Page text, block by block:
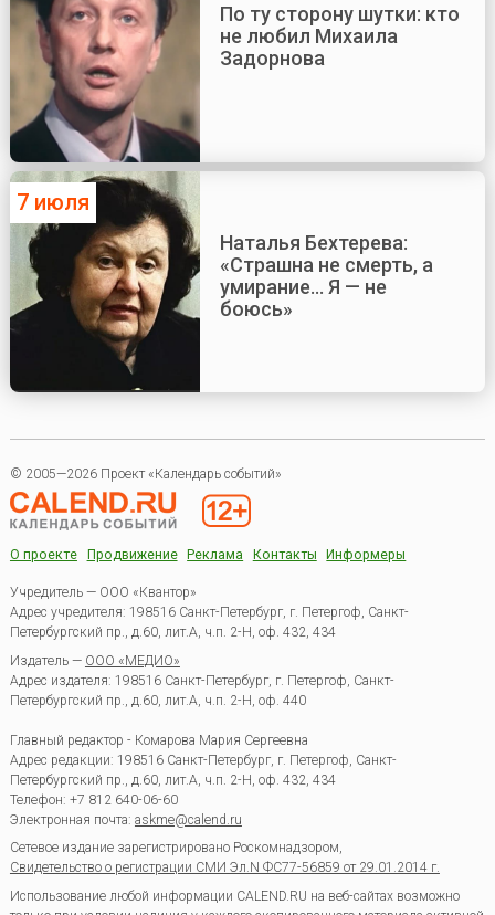
По ту сторону шутки: кто
не любил Михаила
Задорнова
7 июля
Наталья Бехтерева:
«Страшна не смерть, а
умирание... Я — не
боюсь»
© 2005—2026 Проект «Календарь событий»
О проекте Продвижение Реклама Контакты Информеры
Учредитель — ООО «Квантор»
Адрес учредителя: 198516 Санкт-Петербург, г. Петергоф, Санкт-
Петербургский пр., д.60, лит.А, ч.п. 2-Н, оф. 432, 434
Издатель — ООО «МЕДИО»
Адрес издателя: 198516 Санкт-Петербург, г. Петергоф, Санкт-
Петербургский пр., д.60, лит.А, ч.п. 2-Н, оф. 440
Главный редактор - Комарова Мария Сергеевна
Адрес редакции: 198516 Санкт-Петербург, г. Петергоф Санкт-
Петербургский пр., д.60, лит.А, ч.п. 2-Н, оф. 432, 434
Телефон: +7 812 640-06-60
Электронная почта: askme@calend.ru
Сетевое издание зарегистрировано Роскомнадзором,
Свидетельство о регистрации СМИ Эл.N ФС77-56859 от 29.01.2014 г.
Использование любой информации CALEND.RU на веб-сайтах возможно